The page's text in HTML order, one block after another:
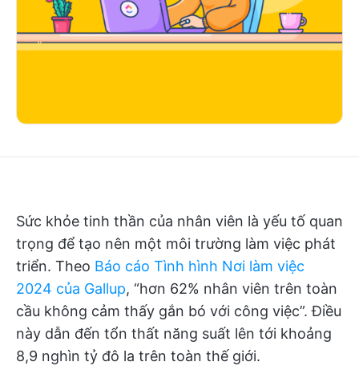
Sức khỏe tinh thần của nhân viên là yếu tố quan
trọng để tạo nên một môi trường làm việc phát
triển. Theo Báo cáo Tình hình Nơi làm việc
2024 của Gallup, “hơn 62% nhân viên trên toàn
cầu không cảm thấy gắn bó với công việc”. Điều
này dẫn đến tổn thất năng suất lên tới khoảng
8,9 nghìn tỷ đô la trên toàn thế giới.